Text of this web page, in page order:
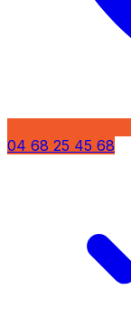
04 68 25 45 68